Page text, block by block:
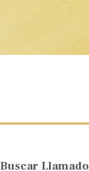
Buscar Llamado